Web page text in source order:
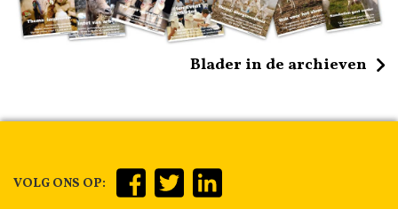
Blader in de archieven
VOLG ONS OP: